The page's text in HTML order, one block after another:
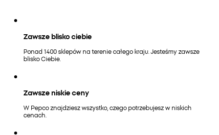
Zawsze blisko ciebie
Ponad 1400 sklepów na terenie całego kraju. Jesteśmy zawsze
blisko Ciebie.
Zawsze niskie ceny
W Pepco znajdziesz wszystko, czego potrzebujesz w niskich
cenach.